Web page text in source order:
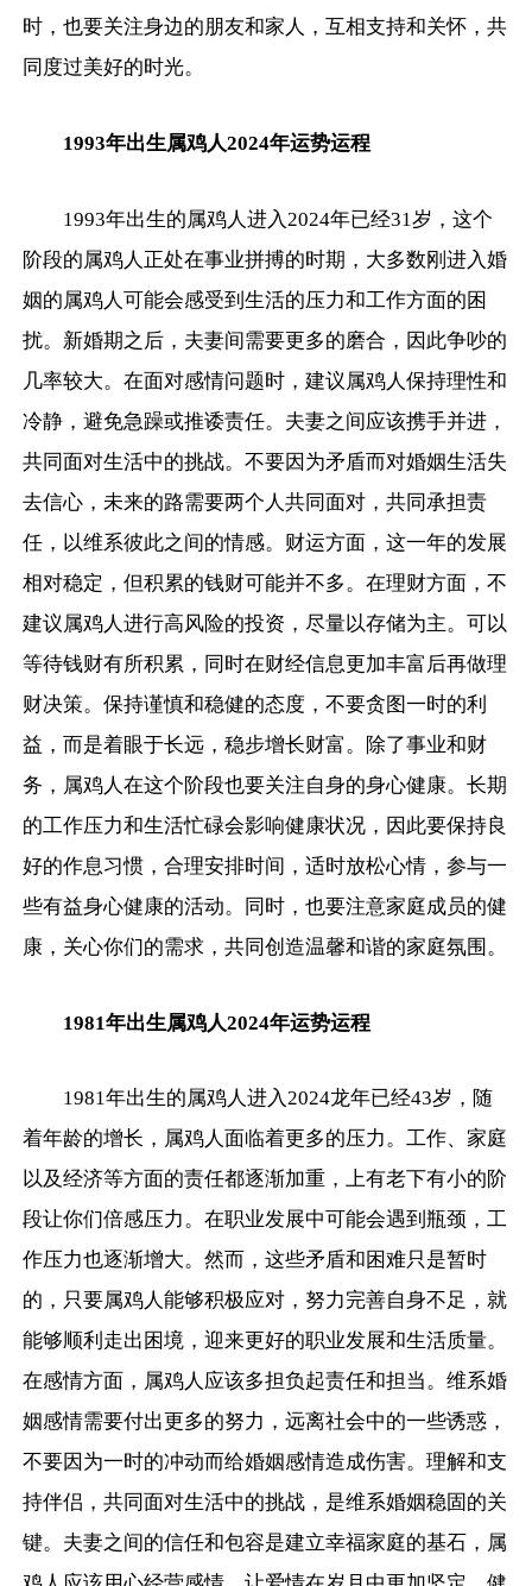
时，也要关注身边的朋友和家人，互相支持和关怀，共
同度过美好的时光。
1993年出生属鸡人2024年运势运程
1993年出生的属鸡人进入2024年已经31岁，这个
阶段的属鸡人正处在事业拼搏的时期，大多数刚进入婚
姻的属鸡人可能会感受到生活的压力和工作方面的困
扰。新婚期之后，夫妻间需要更多的磨合，因此争吵的
几率较大。在面对感情问题时，建议属鸡人保持理性和
冷静，避免急躁或推诿责任。夫妻之间应该携手并进，
共同面对生活中的挑战。不要因为矛盾而对婚姻生活失
去信心，未来的路需要两个人共同面对，共同承担责
任，以维系彼此之间的情感。财运方面，这一年的发展
相对稳定，但积累的钱财可能并不多。在理财方面，不
建议属鸡人进行高风险的投资，尽量以存储为主。可以
等待钱财有所积累，同时在财经信息更加丰富后再做理
财决策。保持谨慎和稳健的态度，不要贪图一时的利
益，而是着眼于长远，稳步增长财富。除了事业和财
务，属鸡人在这个阶段也要关注自身的身心健康。长期
的工作压力和生活忙碌会影响健康状况，因此要保持良
好的作息习惯，合理安排时间，适时放松心情，参与一
些有益身心健康的活动。同时，也要注意家庭成员的健
康，关心你们的需求，共同创造温馨和谐的家庭氛围。
1981年出生属鸡人2024年运势运程
1981年出生的属鸡人进入2024龙年已经43岁，随
着年龄的增长，属鸡人面临着更多的压力。工作、家庭
以及经济等方面的责任都逐渐加重，上有老下有小的阶
段让你们倍感压力。在职业发展中可能会遇到瓶颈，工
作压力也逐渐增大。然而，这些矛盾和困难只是暂时
的，只要属鸡人能够积极应对，努力完善自身不足，就
能够顺利走出困境，迎来更好的职业发展和生活质量。
在感情方面，属鸡人应该多担负起责任和担当。维系婚
姻感情需要付出更多的努力，远离社会中的一些诱惑，
不要因为一时的冲动而给婚姻感情造成伤害。理解和支
持伴侣，共同面对生活中的挑战，是维系婚姻稳固的关
键。夫妻之间的信任和包容是建立幸福家庭的基石，属